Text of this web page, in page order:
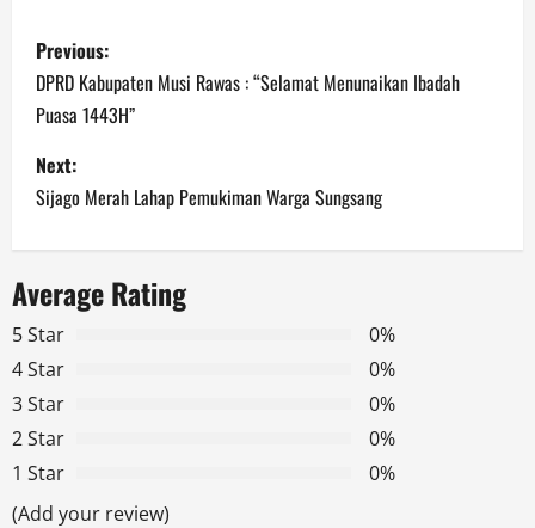
P
o
s
t
n
a
v
i
g
a
Previous:
DPRD Kabupaten Musi Rawas : “Selamat Menunaikan Ibadah
Puasa 1443H”
Next:
Sijago Merah Lahap Pemukiman Warga Sungsang
Average Rating
5 Star
0%
4 Star
0%
3 Star
0%
2 Star
0%
1 Star
0%
(Add your review)